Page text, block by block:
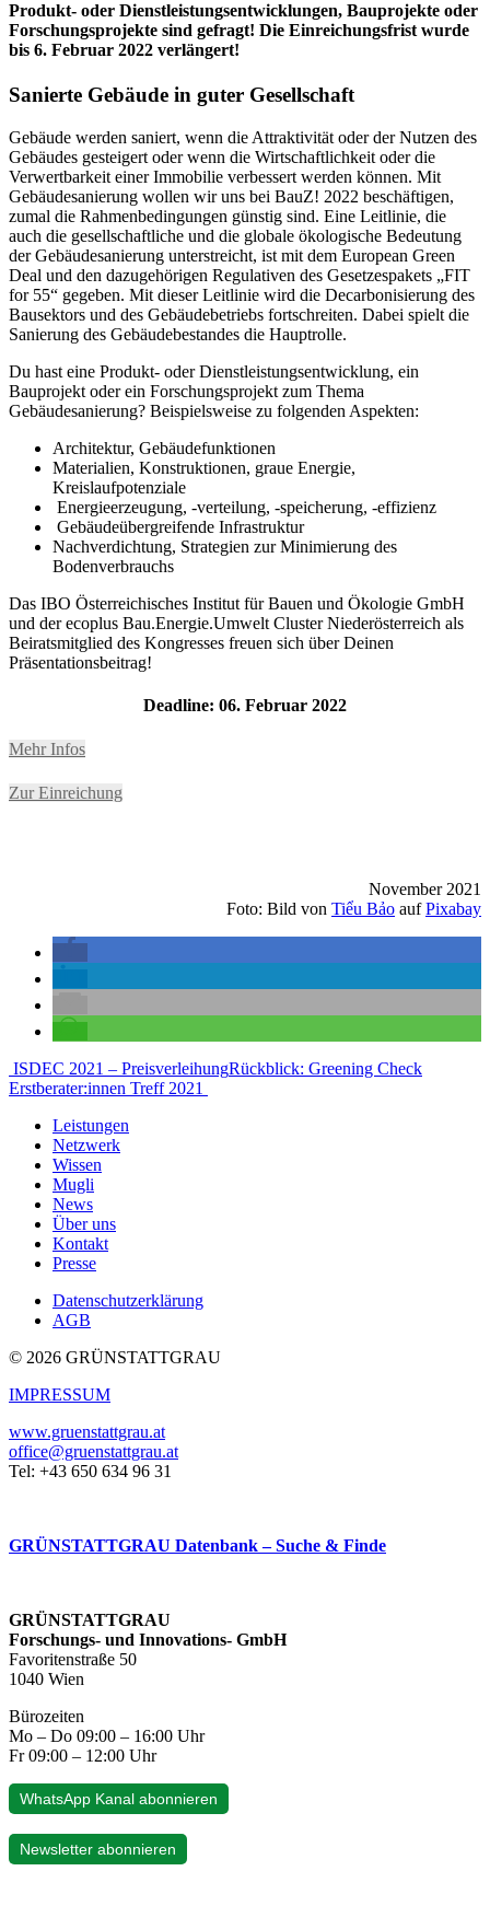
Produkt- oder Dienstleistungsentwicklungen, Bauprojekte oder
Forschungsprojekte sind gefragt! Die Einreichungsfrist wurde
bis 6. Februar 2022 verlängert!
Sanierte Gebäude in guter Gesellschaft
Gebäude werden saniert, wenn die Attraktivität oder der Nutzen des
Gebäudes gesteigert oder wenn die Wirtschaftlichkeit oder die
Verwertbarkeit einer Immobilie verbessert werden können. Mit
Gebäudesanierung wollen wir uns bei BauZ! 2022 beschäftigen,
zumal die Rahmenbedingungen günstig sind. Eine Leitlinie, die
auch die gesellschaftliche und die globale ökologische Bedeutung
der Gebäudesanierung unterstreicht, ist mit dem European Green
Deal und den dazugehörigen Regulativen des Gesetzespakets „FIT
for 55“ gegeben. Mit dieser Leitlinie wird die Decarbonisierung des
Bausektors und des Gebäudebetriebs fortschreiten. Dabei spielt die
Sanierung des Gebäudebestandes die Hauptrolle.
Du hast eine Produkt- oder Dienstleistungsentwicklung, ein
Bauprojekt oder ein Forschungsprojekt zum Thema
Gebäudesanierung? Beispielsweise zu folgenden Aspekten:
Architektur, Gebäudefunktionen
Materialien, Konstruktionen, graue Energie,
Kreislaufpotenziale
Energieerzeugung, -verteilung, -speicherung, -effizienz
Gebäudeübergreifende Infrastruktur
Nachverdichtung, Strategien zur Minimierung des
Bodenverbrauchs
Das IBO Österreichisches Institut für Bauen und Ökologie GmbH
und der ecoplus Bau.Energie.Umwelt Cluster Niederösterreich als
Beiratsmitglied des Kongresses freuen sich über Deinen
Präsentationsbeitrag!
Deadline: 06. Februar 2022
Mehr Infos
Zur Einreichung
November 2021
Foto: Bild von Tiểu Bảo aufPixabay
Beitragsnavigation
ISDEC 2021 – PreisverleihungRückblick: Greening Check
Erstberater:innen Treff 2021
Leistungen
Netzwerk
Wissen
Mugli
News
Über uns
Kontakt
Presse
Datenschutzerklärung
AGB
© 2026 GRÜNSTATTGRAU
IMPRESSUM
www.gruenstattgrau.at
office@gruenstattgrau.at
Tel: +43 650 634 96 31
GRÜNSTATTGRAU Datenbank – Suche & Finde
GRÜNSTATTGRAU
Forschungs- und Innovations- GmbH
Favoritenstraße 50
1040 Wien
Bürozeiten
Mo – Do 09:00 – 16:00 Uhr
Fr 09:00 – 12:00 Uhr
WhatsApp Kanal abonnieren
Newsletter abonnieren